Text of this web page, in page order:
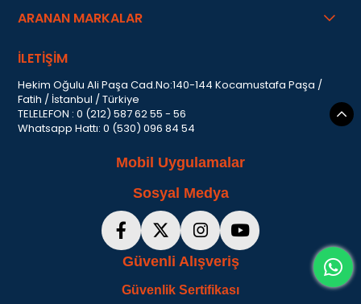
ARANAN MARKALAR
İLETİŞİM
Hekim Oğulu Ali Paşa Cad.No:140-144 Kocamustafa Paşa /
Fatih / İstanbul / Türkiye
TELELEFON : 0 (212) 587 62 55 - 56
Whatsapp Hattı: 0 (530) 096 84 54
Mobil Uygulamalar
Sosyal Medya
Güvenli Alışveriş
Güvenlik Sertifikası